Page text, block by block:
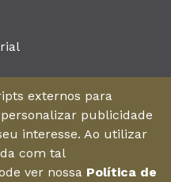
Ltda
– 11º andar - Bairro
60170-001
externos para
publicidade
interesse. Ao utilizar
com tal
ver nossa Política de